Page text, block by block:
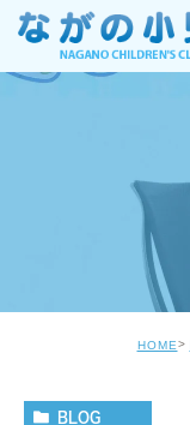
HOME
BLOG